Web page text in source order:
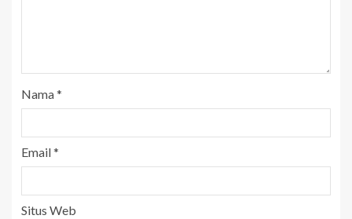
Nama*
Email*
Situs Web